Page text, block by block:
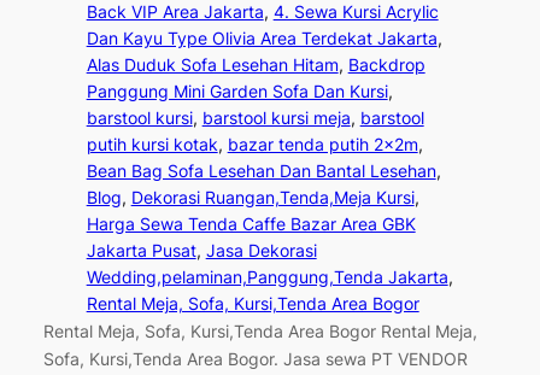
Back VIP Area Jakarta, 4. Sewa Kursi Acrylic
Dan Kayu Type Olivia Area Terdekat Jakarta
Alas Duduk Sofa Lesehan Hitam, Backdrop
Panggung Mini Garden Sofa Dan Kursi
barstool kursi, barstool kursi meja, barstool
putih kursi kotak, bazar tenda putih 2x2m
Bean Bag Sofa Lesehan Dan Bantal Lesehan
Blog, Dekorasi Ruangan,Tenda,Meja Kursi
Harga Sewa Tenda Caffe Bazar Area GBK
Jakarta Pusat, Jasa Dekorasi
Wedding,pelaminan,Panggung,Tenda Jakarta
Rental Meja, Sofa, Kursi,Tenda Area Bogor
Rental Meja, Sofa, Kursi,Tenda Area Bogor Rental Meja,
Sofa, Kursi,Tenda Area Bogor. Jasa sewa PT VENDOR